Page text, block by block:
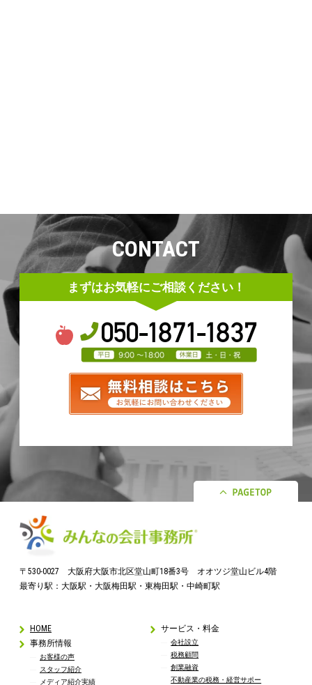
CONTACT
まずはお気軽にご相談ください！
〒530-0027 大阪府大阪市北区堂山町18番3号 オオツジ堂山ビル4階
最寄り駅：大阪駅・大阪梅田駅・東梅田駅・中崎町駅
HOME
事務所情報
お客様の声
スタッフ紹介
メディア紹介実績
サービス・料金
会社設立
税務顧問
創業融資
不動産業の税務・経営サポー